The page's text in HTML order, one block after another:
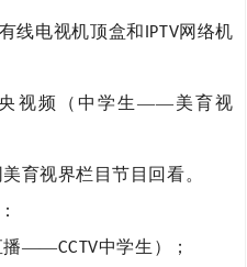
线电视机顶盒和 IPTV网络机
央视频（中学生——美育视
育视界栏目节目回看。
播——CCTV中学生）；